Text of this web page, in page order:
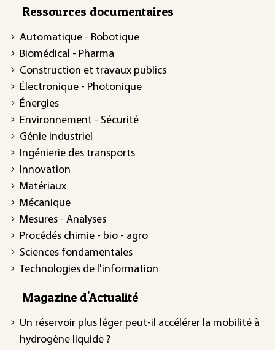
Ressources documentaires
Automatique - Robotique
Biomédical - Pharma
Construction et travaux publics
Électronique - Photonique
Énergies
Environnement - Sécurité
Génie industriel
Ingénierie des transports
Innovation
Matériaux
Mécanique
Mesures - Analyses
Procédés chimie - bio - agro
Sciences fondamentales
Technologies de l'information
Magazine d'Actualité
Un réservoir plus léger peut-il accélérer la mobilité à
hydrogène liquide ?